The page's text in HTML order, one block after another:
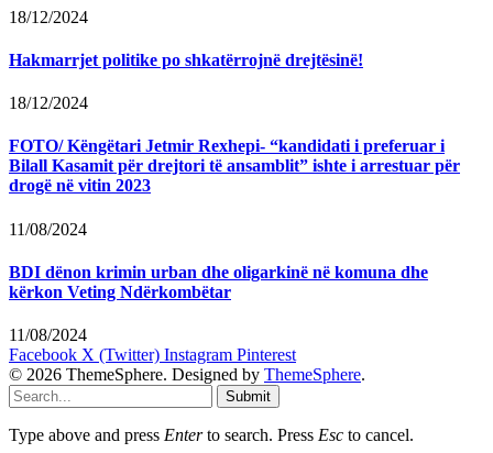
18/12/2024
Hakmarrjet politike po shkatërrojnë drejtësinë!
18/12/2024
FOTO/ Këngëtari Jetmir Rexhepi- “kandidati i preferuar i
Bilall Kasamit për drejtori të ansamblit” ishte i arrestuar për
drogë në vitin 2023
11/08/2024
BDI dënon krimin urban dhe oligarkinë në komuna dhe
kërkon Veting Ndërkombëtar
11/08/2024
Facebook X (Twitter) Instagram Pinterest
© 2026 ThemeSphere. Designed by ThemeSphere.
Submit
Type above and press Enterto search. Press Esc to cancel.